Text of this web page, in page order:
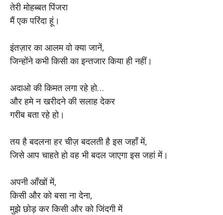
तेरी मोहब्बत पिंजरा
मैं एक परिंदा हूं।
इंतज़ार का आलम वो क्या जानें,
जिन्होंने कभी किसी का इन्तजार किया ही नहीं।
अदाओ की किमत लगा रहे हो…
और हमे न खरीदने की सलाह देकर
गरीब बता रहे हो।
तय है बदलना हर चीज़ बदलती है इस जहाँ में,
जिसे आप चाहते हो वह भी बदल जाएगा इस जहां में।
अपनी आँखों में,
किसी और को बसा ना देना,
मुझे छोड़ कर किसी और को जिंदगी में